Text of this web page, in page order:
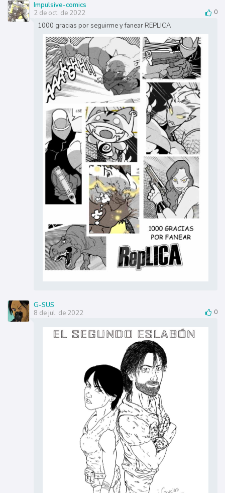
Impulsive-comics
2 de oct. de 2022
0
1000 gracias por seguirme y fanear REPLICA
G-SUS
8 de jul. de 2022
0